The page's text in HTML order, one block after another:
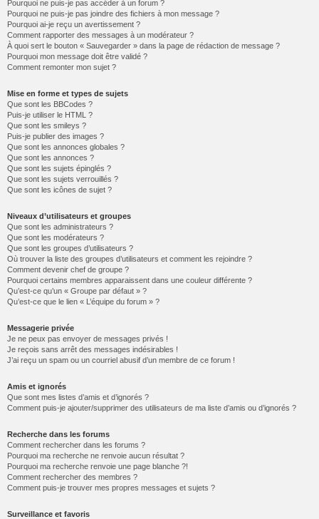
Pourquoi ne puis-je pas accéder à un forum ?
Pourquoi ne puis-je pas joindre des fichiers à mon message ?
Pourquoi ai-je reçu un avertissement ?
Comment rapporter des messages à un modérateur ?
À quoi sert le bouton « Sauvegarder » dans la page de rédaction de message ?
Pourquoi mon message doit être validé ?
Comment remonter mon sujet ?
Mise en forme et types de sujets
Que sont les BBCodes ?
Puis-je utiliser le HTML ?
Que sont les smileys ?
Puis-je publier des images ?
Que sont les annonces globales ?
Que sont les annonces ?
Que sont les sujets épinglés ?
Que sont les sujets verrouillés ?
Que sont les icônes de sujet ?
Niveaux d’utilisateurs et groupes
Que sont les administrateurs ?
Que sont les modérateurs ?
Que sont les groupes d’utilisateurs ?
Où trouver la liste des groupes d’utilisateurs et comment les rejoindre ?
Comment devenir chef de groupe ?
Pourquoi certains membres apparaissent dans une couleur différente ?
Qu’est-ce qu’un « Groupe par défaut » ?
Qu’est-ce que le lien « L’équipe du forum » ?
Messagerie privée
Je ne peux pas envoyer de messages privés !
Je reçois sans arrêt des messages indésirables !
J’ai reçu un spam ou un courriel abusif d’un membre de ce forum !
Amis et ignorés
Que sont mes listes d’amis et d’ignorés ?
Comment puis-je ajouter/supprimer des utilisateurs de ma liste d’amis ou d’ignorés ?
Recherche dans les forums
Comment rechercher dans les forums ?
Pourquoi ma recherche ne renvoie aucun résultat ?
Pourquoi ma recherche renvoie une page blanche ?!
Comment rechercher des membres ?
Comment puis-je trouver mes propres messages et sujets ?
Surveillance et favoris